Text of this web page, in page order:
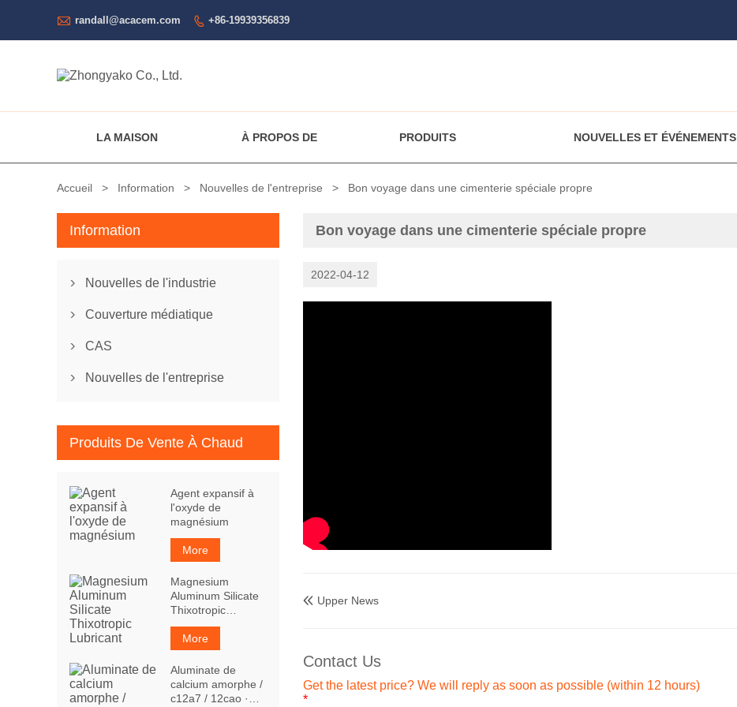
 randall@acacem.com  +86-19939356839
LA MAISON À PROPOS DE PRODUITS NOUVELLES ET ÉVÉNEMENTS
Accueil > Information > Nouvelles de l'entreprise > Bon voyage dans une cimenterie spéciale propre
Bon voyage dans une cimenterie spéciale propre
2022-04-12
 Upper News
Contact Us
Get the latest price? We will reply as soon as possible (within 12 hours)
*
Information
 Nouvelles de l'industrie
 Couverture médiatique
 CAS
 Nouvelles de l'entreprise
Produits De Vente À Chaud
Agent expansif à
l'oxyde de
magnésium
More
Magnesium
Aluminum Silicate
Thixotropic
Lubricant
More
Aluminate de
calcium amorphe /
c12a7 / 12cao ·